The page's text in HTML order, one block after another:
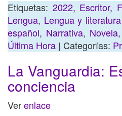
Etiquetas: 2022, Escritor,
Lengua, Lengua y
español, Narrativa, Novela,
Última Hora | Categorías:
La Vanguardia:
conciencia
Verenlace